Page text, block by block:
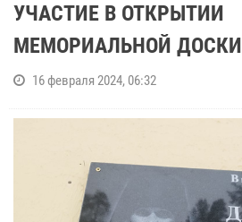
УЧАСТИЕ В ОТКРЫТИИ
МЕМОРИАЛЬНОЙ ДОСКИ
16 февраля 2024, 06:32